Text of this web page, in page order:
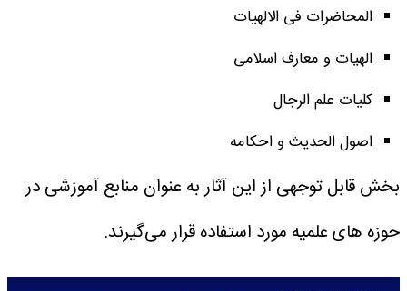
المحاضرات فی الالهیات
الهیات و معارف اسلامی
کلیات علم الرجال
اصول الحدیث و احکامه
بخش قابل توجهی از این آثار به عنوان منابع آموزشی در
حوزه های علمیه مورد استفاده قرار می‌گیرند.